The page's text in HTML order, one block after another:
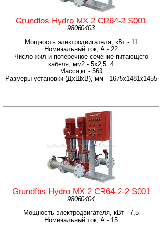
Grundfos Hydro MX 2 CR64-2 S001
98060403
Мощность электродвигателя, кВт - 11
Номинальный ток, А - 22
Число жил и поперечное сечение питающего
кабеля, мм2 - 5х2,5..4
Масса,кг - 563
Размеры установки (ДхШхВ), мм - 1675x1481x1455
Grundfos Hydro MX 2 CR64-2-2 S001
98060404
Мощность электродвигателя, кВт - 7,5
Номинальный ток, А - 15